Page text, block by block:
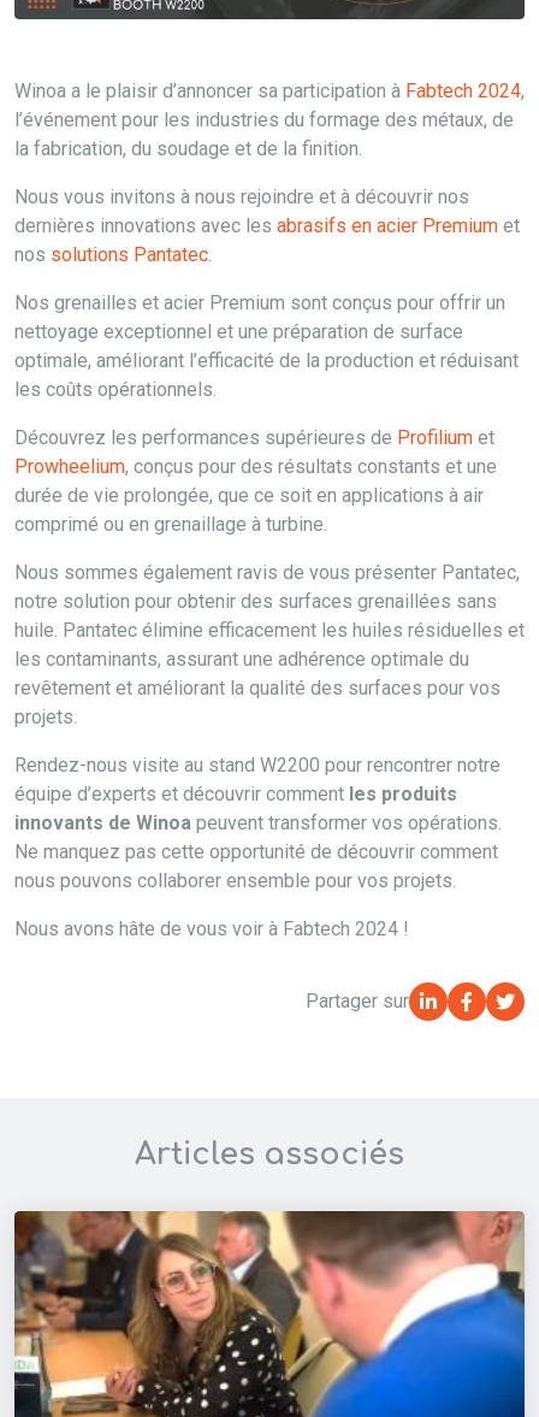
Winoa a le plaisir d’annoncer sa participation à Fabtech 2024,
l’événement pour les industries du formage des métaux, de
la fabrication, du soudage et de la finition.
Nous vous invitons à nous rejoindre et à découvrir nos
dernières innovations avec les abrasifs en acier Premium et
nos solutions Pantatec.
Nos grenailles et acier Premium sont conçus pour offrir un
nettoyage exceptionnel et une préparation de surface
optimale, améliorant l’efficacité de la production et réduisant
les coûts opérationnels.
Découvrez les performances supérieures de Profilium et
Prowheelium, conçus pour des résultats constants et une
durée de vie prolongée, que ce soit en applications à air
comprimé ou en grenaillage à turbine.
Nous sommes également ravis de vous présenter Pantatec,
notre solution pour obtenir des surfaces grenaillées sans
huile. Pantatec élimine efficacement les huiles résiduelles et
les contaminants, assurant une adhérence optimale du
revêtement et améliorant la qualité des surfaces pour vos
projets.
Rendez-nous visite au stand W2200 pour rencontrer notre
équipe d’experts et découvrir comment les produits
innovants de Winoa peuvent transformer vos opérations.
Ne manquez pas cette opportunité de découvrir comment
nous pouvons collaborer ensemble pour vos projets.
Nous avons hâte de vous voir à Fabtech 2024 !
Partager sur
Articles associés